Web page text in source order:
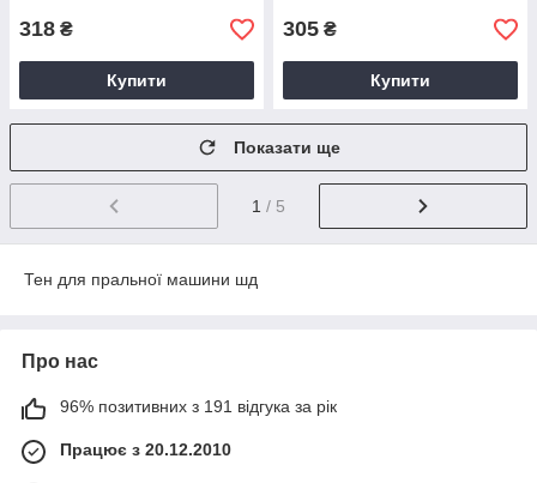
318 ₴
Купити
305 ₴
Купити
Показати ще
1 / 5
Тен для пральної машини шд
Про нас
96% позитивних з 191 відгука за рік
Працює з 20.12.2010